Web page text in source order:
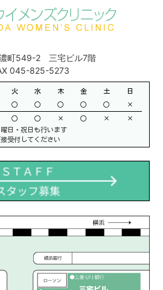
町549-2 三宅ビル7階
045-825-5273
火 水 木 金 土
日
○ ○ ○ ○ ○ ×
○ ○ × ○ ×
×
日・祝日も行います
受付してください